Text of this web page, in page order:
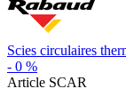
Scies circulaires
- 0 %
Article SCAR